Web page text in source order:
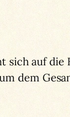
sich auf die
dem